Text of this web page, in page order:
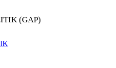
(GAP)